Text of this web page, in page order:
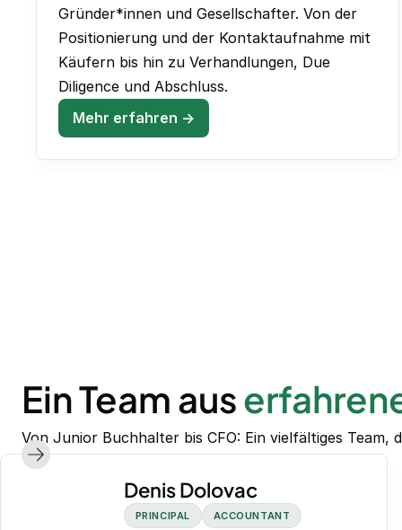
Gründer*innen und Gesellschafter. Von der
Positionierung und der Kontaktaufnahme mit
Käufern bis hin zu Verhandlungen, Due
Diligence und Abschluss.
Mehr erfahren →
Ein Team aus
Von Junior Buchhalter bis CFO: Ein vielfältiges Team,
Denis Dolovac
PRINCIPAL ACCOUNTANT